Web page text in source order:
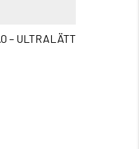
– ULTRALÄTT